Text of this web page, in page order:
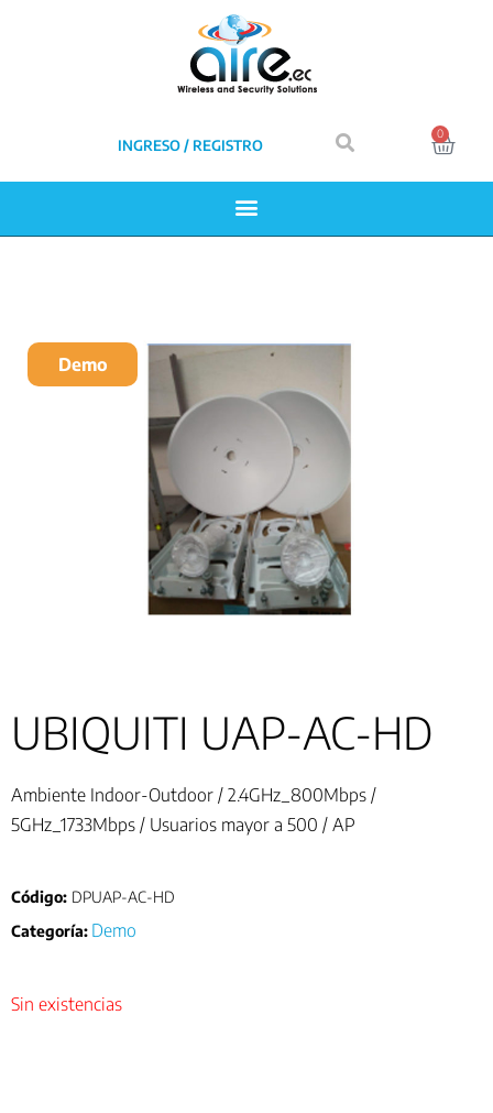
INGRESO / REGISTRO
0
UBIQUITI UAP-AC-HD
Ambiente Indoor-Outdoor / 2.4GHz_800Mbps /
5GHz_1733Mbps / Usuarios mayor a 500 / AP
Código: DPUAP-AC-HD
Categoría: Demo
Sin existencias
Demo